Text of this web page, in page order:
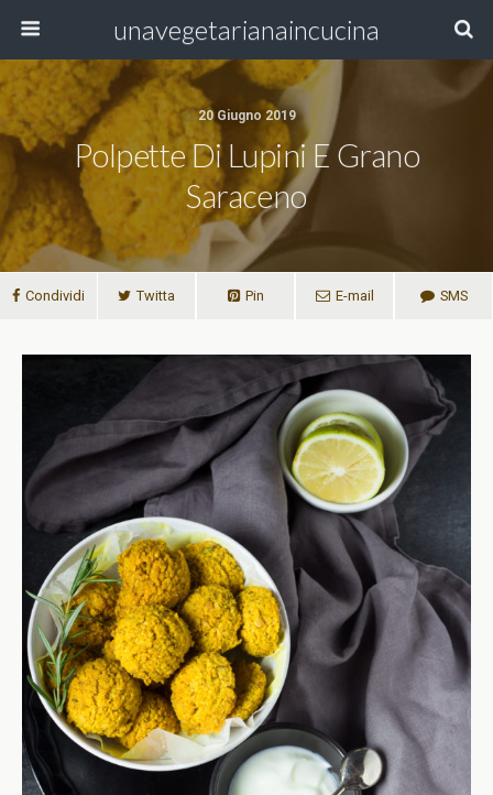
unavegetarianaincucina
20 Giugno 2019
Polpette Di Lupini E Grano
Saraceno
Condividi Twitta Pin E-mail SMS